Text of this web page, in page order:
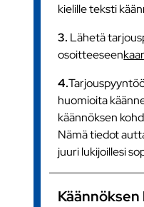
kielille teksti
3. Lähetä
osoitteeseen
4.
huomioita
käännöksen
Nämä tiedot
juuri lukijoillesi